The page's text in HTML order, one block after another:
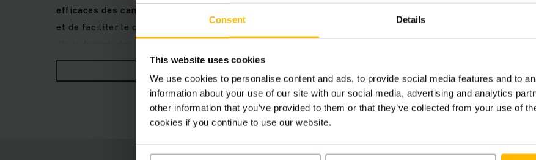
Consent Details
This website uses cookies
We use cookies to personalise content and ads, to provide social media features and to
information about your use of our site with our social media, advertising and analytics
other information that you’ve provided to them or that they’ve collected from your use of
cookies if you continue to use our website.
efficaces des camions sur les rampes. Un compensateur de rampe breveté permet de compenser de
et de faciliter le chargement et déchargement de la première rangée de palettes dans le camion. Un
l'opérateur permettent un travail sûr et intuitif. La fiabilité maximale est obtenue grâce à un châssis
de capteurs sans contact intégrés dans la tête de timon. En matière de longévité, les transpalettes EJE
garantissant des utilisations intensives, un entretien réduit et une faible usure.